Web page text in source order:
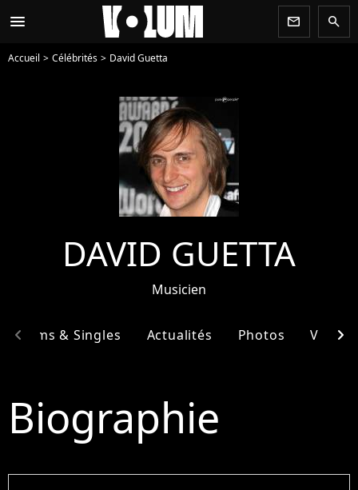
menu newsletter search
Accueil Célébrités David Guetta
DAVID GUETTA
Musicien
Albums & Singles Actualités Photos Vidéos
chevron_left chevron_right
Biographie